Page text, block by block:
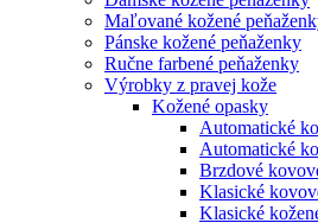
Maľované kožené
Pánske kožené peňaženky
Ručne farbené peňaženky
Výrobky z pravej kože
Kožené opasky
Automatické
Automatické
Brzdové
Klasické
Klasické